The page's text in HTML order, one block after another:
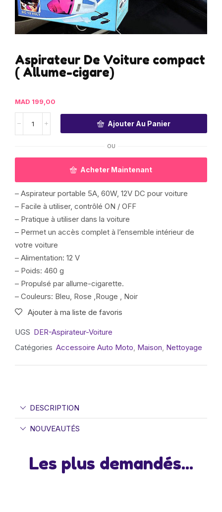
Aspirateur De Voiture compact
( Allume-cigare)
MAD 199,00
Ajouter Au Panier
OU
Acheter Maintenant
– Aspirateur portable 5A, 60W, 12V DC pour voiture
– Facile à utiliser, contrôlé ON / OFF
– Pratique à utiliser dans la voiture
– Permet un accès complet à l’ensemble intérieur de
votre voiture
– Alimentation: 12 V
– Poids: 460 g
– Propulsé par allume-cigarette.
– Couleurs: Bleu, Rose ,Rouge , Noir
Ajouter à ma liste de favoris
UGS DER-Aspirateur-Voiture
Catégories Accessoire Auto Moto, Maison, Nettoyage
DESCRIPTION
NOUVEAUTÉS
Les plus demandés...